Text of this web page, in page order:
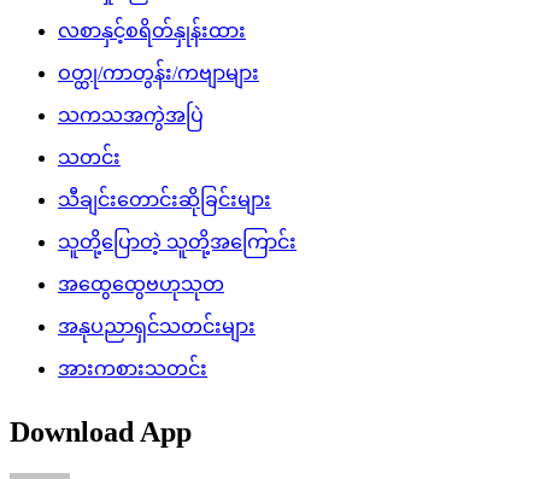
လစာနှင့်စရိတ်နှုန်းထား
ဝတ္ထု/ကာတွန်း/ကဗျာများ
သကသအကွဲအပြဲ
သတင်း
သီချင်းတောင်းဆိုခြင်းများ
သူတို့ပြောတဲ့ သူတို့အကြောင်း
အထွေထွေဗဟုသုတ
အနုပညာရှင်သတင်းများ
အားကစားသတင်း
Download App